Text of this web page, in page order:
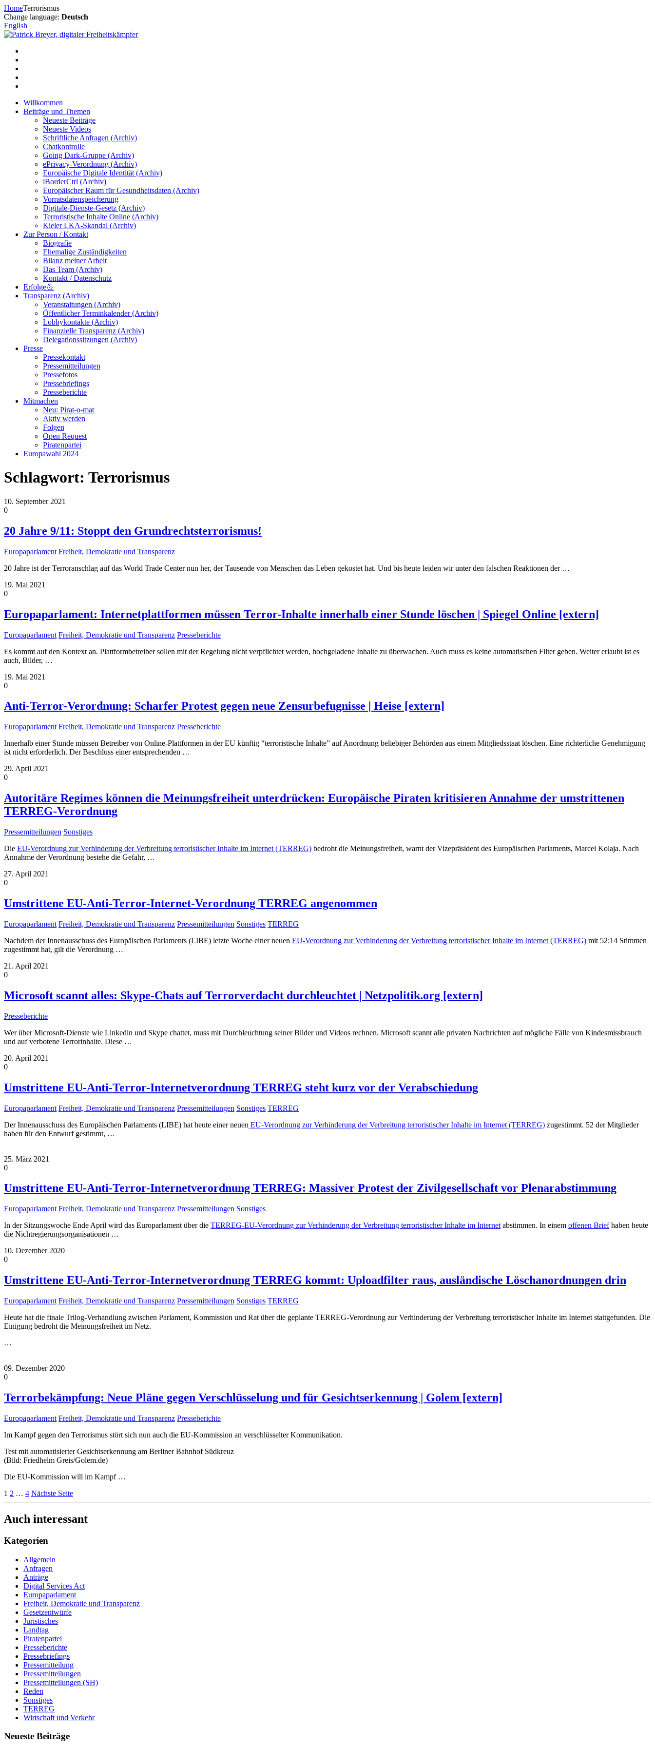
Zum
Inhalt
springen
HomeTerrorismus
Change language: Deutsch
English
Willkommen
Beiträge und Themen
Neueste Beiträge
Neueste Videos
Schriftliche Anfragen (Archiv)
Chatkontrolle
Going Dark-Gruppe (Archiv)
ePrivacy-Verordnung (Archiv)
Europäische Digitale Identität (Archiv)
iBorderCtrl (Archiv)
Europäischer Raum für Gesundheitsdaten (Archiv)
Vorratsdatenspeicherung
Digitale-Dienste-Gesetz (Archiv)
Terroristische Inhalte Online (Archiv)
Kieler LKA-Skandal (Archiv)
Zur Person / Kontakt
Biografie
Ehemalige Zuständigkeiten
Bilanz meiner Arbeit
Das Team (Archiv)
Kontakt / Datenschutz
Erfolge💪
Transparenz (Archiv)
Veranstaltungen (Archiv)
Öffentlicher Terminkalender (Archiv)
Lobbykontakte (Archiv)
Finanzielle Transparenz (Archiv)
Delegationssitzungen (Archiv)
Presse
Pressekontakt
Pressemitteilungen
Pressefotos
Pressebriefings
Presseberichte
Mitmachen
Neu: Pirat-o-mat
Aktiv werden
Folgen
Open Request
Piratenpartei
Europawahl 2024
Schlagwort: Terrorismus
10. September 2021
0
20 Jahre 9/11: Stoppt den Grundrechtsterrorismus!
Europaparlament Freiheit, Demokratie und Transparenz
20 Jahre ist der Terroranschlag auf das World Trade Center nun her, der Tausende von Menschen das Leben gekostet hat. Und bis heute leiden wir unter den falschen Reaktionen der …
19. Mai 2021
0
Europaparlament: Internetplattformen müssen Terror-Inhalte innerhalb einer Stunde löschen | Spiegel Online [extern]
Europaparlament Freiheit, Demokratie und Transparenz Presseberichte
Es kommt auf den Kontext an. Plattformbetreiber sollen mit der Regelung nicht verpflichtet werden, hochgeladene Inhalte zu überwachen. Auch muss es keine automatischen Filter geben. Weiter erlaubt ist es
auch, Bilder, …
19. Mai 2021
0
Anti-Terror-Verordnung: Scharfer Protest gegen neue Zensurbefugnisse | Heise [extern]
Europaparlament Freiheit, Demokratie und Transparenz Presseberichte
Innerhalb einer Stunde müssen Betreiber von Online-Plattformen in der EU künftig “terroristische Inhalte” auf Anordnung beliebiger Behörden aus einem Mitgliedsstaat löschen. Eine richterliche Genehmigung
ist nicht erforderlich. Der Beschluss einer entsprechenden …
29. April 2021
0
Autoritäre Regimes können die Meinungsfreiheit unterdrücken: Europäische Piraten kritisieren Annahme der umstrittenen
TERREG-Verordnung
Pressemitteilungen Sonstiges
Die EU-Verordnung zur Verhinderung der Verbreitung terroristischer Inhalte im Internet (TERREG) bedroht die Meinungsfreiheit, warnt der Vizepräsident des Europäischen Parlaments, Marcel Kolaja. Nach
Annahme der Verordnung bestehe die Gefahr, …
27. April 2021
0
Umstrittene EU-Anti-Terror-Internet-Verordnung TERREG angenommen
Europaparlament Freiheit, Demokratie und Transparenz Pressemitteilungen Sonstiges TERREG
Nachdem der Innenausschuss des Europäischen Parlaments (LIBE) letzte Woche einer neuen EU-Verordnung zur Verhinderung der Verbreitung terroristischer Inhalte im Internet (TERREG) mit 52:14 Stimmen
zugestimmt hat, gilt die Verordnung …
21. April 2021
0
Microsoft scannt alles: Skype-Chats auf Terrorverdacht durchleuchtet | Netzpolitik.org [extern]
Presseberichte
Wer über Microsoft-Dienste wie Linkedin und Skype chattet, muss mit Durchleuchtung seiner Bilder und Videos rechnen. Microsoft scannt alle privaten Nachrichten auf mögliche Fälle von Kindesmissbrauch
und auf verbotene Terrorinhalte. Diese …
20. April 2021
0
Umstrittene EU-Anti-Terror-Internetverordnung TERREG steht kurz vor der Verabschiedung
Europaparlament Freiheit, Demokratie und Transparenz Pressemitteilungen Sonstiges TERREG
Der Innenausschuss des Europäischen Parlaments (LIBE) hat heute einer neuen EU-Verordnung zur Verhinderung der Verbreitung terroristischer Inhalte im Internet (TERREG) zugestimmt. 52 der Mitglieder
haben für den Entwurf gestimmt, …
25. März 2021
0
Umstrittene EU-Anti-Terror-Internetverordnung TERREG: Massiver Protest der Zivilgesellschaft vor Plenarabstimmung
Europaparlament Freiheit, Demokratie und Transparenz Pressemitteilungen Sonstiges
In der Sitzungswoche Ende April wird das Europarlament über die TERREG-EU-Verordnung zur Verhinderung der Verbreitung terroristischer Inhalte im Internet abstimmen. In einem offenen Briefhaben heute
die Nichtregierungsorganisationen …
10. Dezember 2020
0
Umstrittene EU-Anti-Terror-Internetverordnung TERREG kommt: Uploadfilter raus, ausländische Löschanordnungen drin
Europaparlament Freiheit, Demokratie und Transparenz Pressemitteilungen Sonstiges TERREG
Heute hat die finale Trilog-Verhandlung zwischen Parlament, Kommission und Rat über die geplante TERREG-Verordnung zur Verhinderung der Verbreitung terroristischer Inhalte im Internet stattgefunden. Die
Einigung bedroht die Meinungsfreiheit im Netz.
…
09. Dezember 2020
0
Terrorbekämpfung: Neue Pläne gegen Verschlüsselung und für Gesichtserkennung | Golem [extern]
Europaparlament Freiheit, Demokratie und Transparenz Presseberichte
Im Kampf gegen den Terrorismus stört sich nun auch die EU-Kommission an verschlüsselter Kommunikation.
Test mit automatisierter Gesichtserkennung am Berliner Bahnhof Südkreuz
(Bild: Friedhelm Greis/Golem.de)
Die EU-Kommission will im Kampf …
1 2 … 4 Nächste Seite
Auch interessant
Kategorien
Allgemein
Anfragen
Anträge
Digital Services Act
Europaparlament
Freiheit, Demokratie und Transparenz
Gesetzentwürfe
Juristisches
Landtag
Piratenpartei
Presseberichte
Pressebriefings
Pressemitteilung
Pressemitteilungen
Pressemitteilungen (SH)
Reden
Sonstiges
TERREG
Wirtschaft und Verkehr
Neueste Beiträge